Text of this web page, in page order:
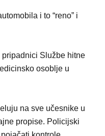
i to “reno” i
Službe hitne
osoblje u
na sve učesnike u
propise. Policijski